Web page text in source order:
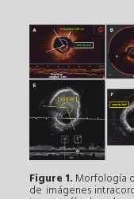
Figure 1. Morfología
de imágenes